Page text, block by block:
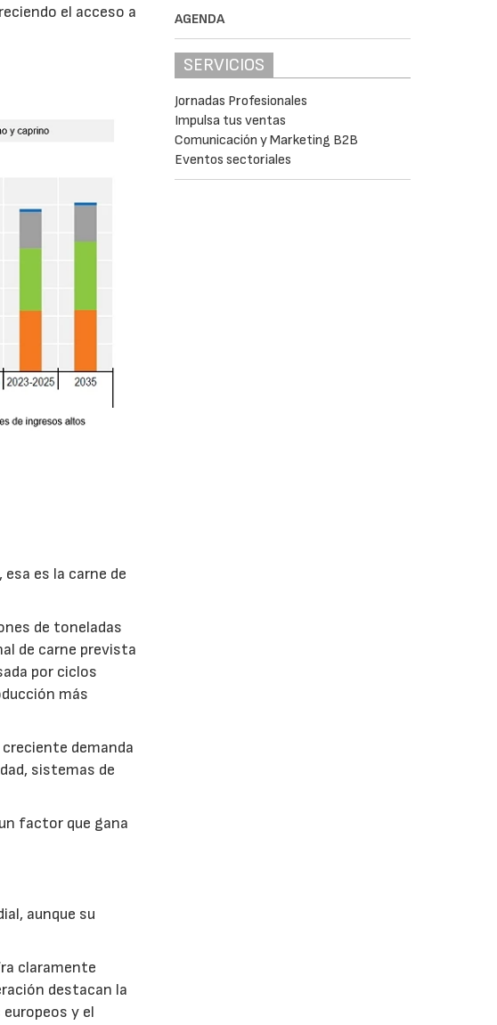
el acceso a
es la carne de
de toneladas
de carne prevista
por ciclos
más
demanda
sistemas de
factor que gana
aunque su
claramente
destacan la
y el
AGENDA
SERVICIOS
Jornadas Profesionales
Impulsa tus ventas
Comunicación y Marketing B2B
Eventos sectoriales